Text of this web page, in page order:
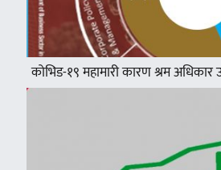
कोभिड-१९ महामारी कारण श्रम